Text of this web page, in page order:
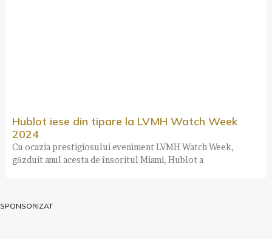
Hublot iese din tipare la LVMH Watch Week
2024
Cu ocazia prestigiosului eveniment LVMH Watch Week,
găzduit anul acesta de însoritul Miami, Hublot a
SPONSORIZAT